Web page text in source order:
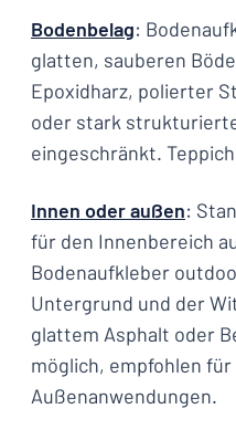
Bodenbelag:
glatten, sauberen
Epoxidharz, polierter
oder stark
eingeschränkt.
Innen oder außen:
für den Innenbereich
Bodenaufkleber
Untergrund und der
glattem Asphalt oder
möglich, empfohlen
Außenanwendungen.